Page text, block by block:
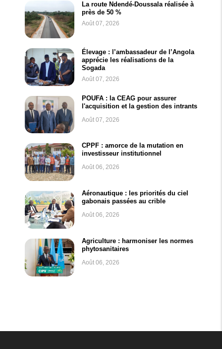
La route Ndendé-Doussala réalisée à
près de 50 %
Août 07, 2026
Élevage : l’ambassadeur de l’Angola
apprécie les réalisations de la
Sogada
Août 07, 2026
POUFA : la CEAG pour assurer
l'acquisition et la gestion des intrants
Août 07, 2026
CPPF : amorce de la mutation en
investisseur institutionnel
Août 06, 2026
Aéronautique : les priorités du ciel
gabonais passées au crible
Août 06, 2026
Agriculture : harmoniser les normes
phytosanitaires
Août 06, 2026